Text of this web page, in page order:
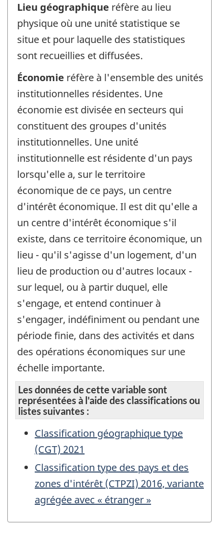
Lieu géographique réfère au lieu
physique où une unité statistique se
situe et pour laquelle des statistiques
sont recueillies et diffusées.
Économie réfère à l'ensemble des unités
institutionnelles résidentes. Une
économie est divisée en secteurs qui
constituent des groupes d'unités
institutionnelles. Une unité
institutionnelle est résidente d'un pays
lorsqu'elle a, sur le territoire
économique de ce pays, un centre
d'intérêt économique. Il est dit qu'elle a
un centre d'intérêt économique s'il
existe, dans ce territoire économique, un
lieu - qu'il s'agisse d'un logement, d'un
lieu de production ou d'autres locaux -
sur lequel, ou à partir duquel, elle
s'engage, et entend continuer à
s'engager, indéfiniment ou pendant une
période finie, dans des activités et dans
des opérations économiques sur une
échelle importante.
Les données de cette variable sont
représentées à l'aide des classifications ou
listes suivantes :
Classification géographique type
(CGT) 2021
Classification type des pays et des
zones d'intérêt (CTPZI) 2016, variante
agrégée avec « étranger »